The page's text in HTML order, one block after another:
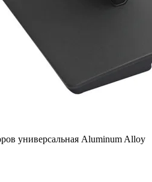
универсальная Aluminum Alloy